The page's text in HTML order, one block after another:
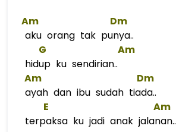
Am
Dm
aku orang tak punya..
G
Am
hidup ku sendirian..
Am
Dm
ayah dan ibu sudah tiada..
E
Am
terpaksa ku jadi anak jalanan..